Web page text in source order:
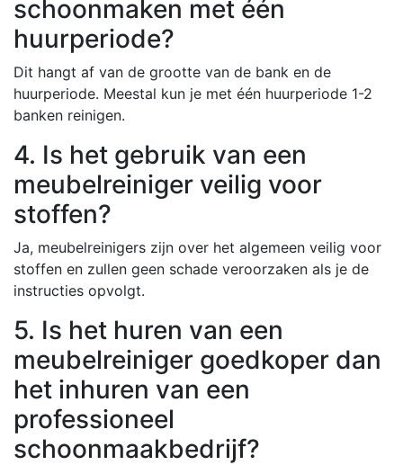
schoonmaken met één
huurperiode?
Dit hangt af van de grootte van de bank en de
huurperiode. Meestal kun je met één huurperiode 1-2
banken reinigen.
4. Is het gebruik van een
meubelreiniger veilig voor
stoffen?
Ja, meubelreinigers zijn over het algemeen veilig voor
stoffen en zullen geen schade veroorzaken als je de
instructies opvolgt.
5. Is het huren van een
meubelreiniger goedkoper dan
het inhuren van een
professioneel
schoonmaakbedrijf?